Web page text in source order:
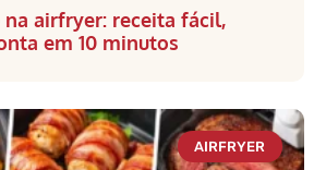
na airfryer: receita fácil,
em 10 minutos
AIRFRYER